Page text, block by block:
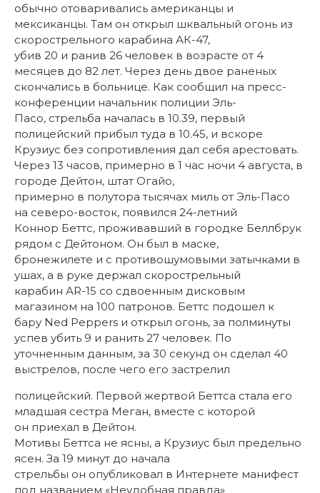
обычно отоваривались американцы и
мексиканцы. Там он открыл шквальный огонь из
скорострельного карабина АК-47,
убив 20 и ранив 26 человек в возрасте от 4
месяцев до 82 лет. Через день двое раненых
скончались в больнице. Как сообщил на пресс-
конференции начальник полиции Эль-
Пасо, стрельба началась в 10.39, первый
полицейский прибыл туда в 10.45, и вскоре
Крузиус без сопротивления дал себя арестовать.
Через 13 часов, примерно в 1 час ночи 4 августа, в
городе Дейтон, штат Огайо,
примерно в полутора тысячах миль от Эль-Пасо
на северо-восток, появился 24-летний
Коннор Беттс, проживавший в городке Беллбрук
рядом с Дейтоном. Он был в маске,
бронежилете и с противошумовыми затычками в
ушах, а в руке держал скорострельный
карабин АR-15 со сдвоенным дисковым
магазином на 100 патронов. Беттс подошел к
бару Ned Peppers и открыл огонь, за полминуты
успев убить 9 и ранить 27 человек. По
уточненным данным, за 30 секунд он сделал 40
выстрелов, после чего его застрелил
полицейский. Первой жертвой Беттса стала его
младшая сестра Меган, вместе с которой
он приехал в Дейтон.
Мотивы Беттса не ясны, а Крузиус был предельно
ясен. За 19 минут до начала
стрельбы он опубликовал в Интернете манифест
под названием «Неудобная правда»